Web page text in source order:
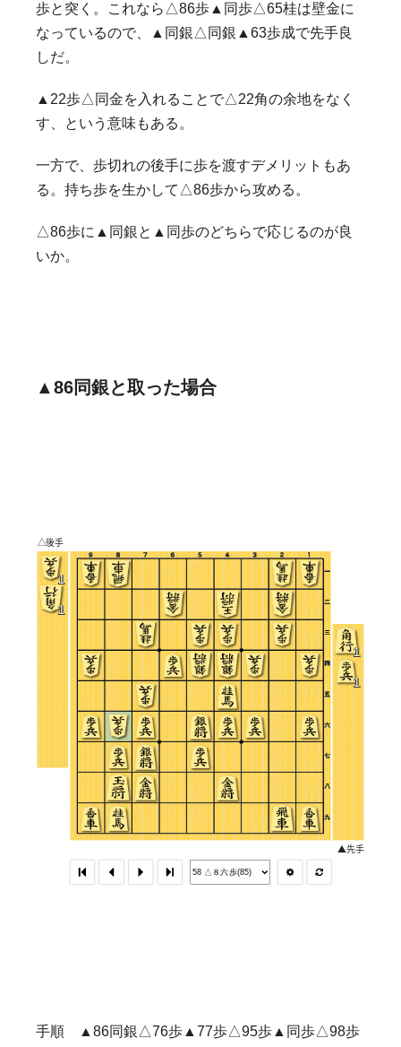
歩と突く。これなら△86歩▲同歩△65桂は壁金に
なっているので、▲同銀△同銀▲63歩成で先手良
しだ。
▲22歩△同金を入れることで△22角の余地をなく
す、という意味もある。
一方で、歩切れの後手に歩を渡すデメリットもあ
る。持ち歩を生かして△86歩から攻める。
△86歩に▲同銀と▲同歩のどちらで応じるのが良
いか。
▲86同銀と取った場合
手順 ▲86同銀△76歩▲77歩△95歩▲同歩△98歩